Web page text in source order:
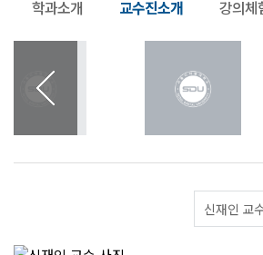
학과소개 교수진소개 강의체